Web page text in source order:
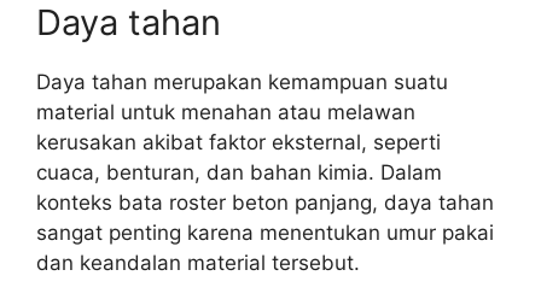
Daya tahan
Daya tahan merupakan kemampuan suatu
material untuk menahan atau melawan
kerusakan akibat faktor eksternal, seperti
cuaca, benturan, dan bahan kimia. Dalam
konteks bata roster beton panjang, daya tahan
sangat penting karena menentukan umur pakai
dan keandalan material tersebut.